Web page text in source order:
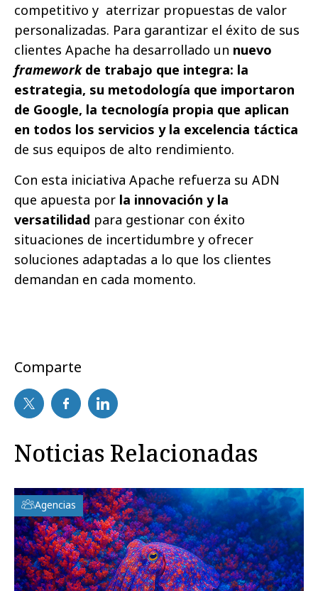
competitivo y aterrizar propuestas de valor
personalizadas. Para garantizar el éxito de sus
clientes Apache ha desarrollado un nuevo
frameworkde trabajo que integra: la
estrategia, su metodología que importaron
de Google, la tecnología propia que aplican
en todos los servicios y la excelencia táctica
de sus equipos de alto rendimiento.
Con esta iniciativa Apache refuerza su ADN
que apuesta por la innovación y la
versatilidad para gestionar con éxito
situaciones de incertidumbre y ofrecer
soluciones adaptadas a lo que los clientes
demandan en cada momento.
Comparte
Noticias Relacionadas
Agencias